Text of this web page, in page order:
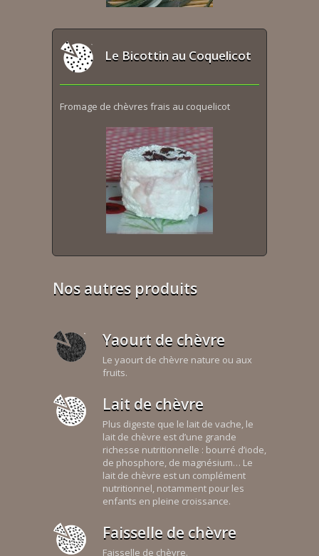
Le Bicottin au Coquelicot
Fromage de chèvres frais au coquelicot
Nos autres produits
Yaourt de chèvre
Le yaourt de chèvre nature ou aux
fruits.
Lait de chèvre
Plus digeste que le lait de vache, le
lait de chèvre est d’une grande
richesse nutritionnelle : bourré d’iode,
de phosphore, de magnésium… Le
lait de chèvre est un complément
nutritionnel, notamment pour les
enfants en pleine croissance.
Faisselle de chèvre
Faisselle de chèvre.